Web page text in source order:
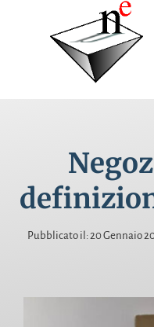
INTERVENTI
PUBBLICAZIONI
CERCA
Pubblicato il: 20 Gennaio